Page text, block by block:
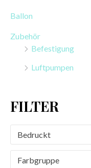
n
Ballon
Zubehör
Befestigung
Luftpumpen
FILTER
Bedruckt
Farbgruppe